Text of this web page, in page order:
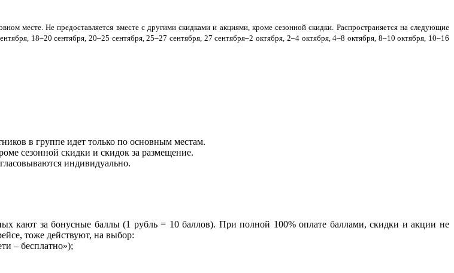
месте. Не предоставляется вместе с другими скидками и акциями, кроме сезонной скидки. Распространяется на следующие
18–20 сентября, 20–25 сентября, 25–27 сентября, 27 сентября–2 октября, 2–4 октября, 4–8 октября, 8–10 октября, 10–16
в группе идет только по основным местам.
сезонной скидки и скидок за размещение.
индивидуально.
кают за бонусные баллы (1 рубль = 10 баллов). При полной 100% оплате баллами, скидки и акции не
тоже действуют, на выбор:
– бесплатно»);